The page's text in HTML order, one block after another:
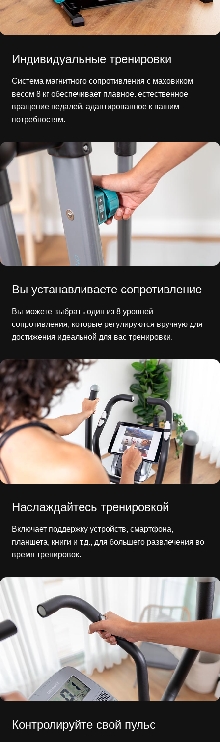
Индивидуальные тренировки
Система магнитного сопротивления с маховиком
весом 8 кг обеспечивает плавное, естественное
вращение педалей, адаптированное к вашим
потребностям.
Вы устанавливаете сопротивление
Вы можете выбрать один из 8 уровней
сопротивления, которые регулируются вручную для
достижения идеальной для вас тренировки.
Наслаждайтесь тренировкой
Включает поддержку устройств, смартфона,
планшета, книги и т.д., для большего развлечения во
время тренировок.
Контролируйте свой пульс